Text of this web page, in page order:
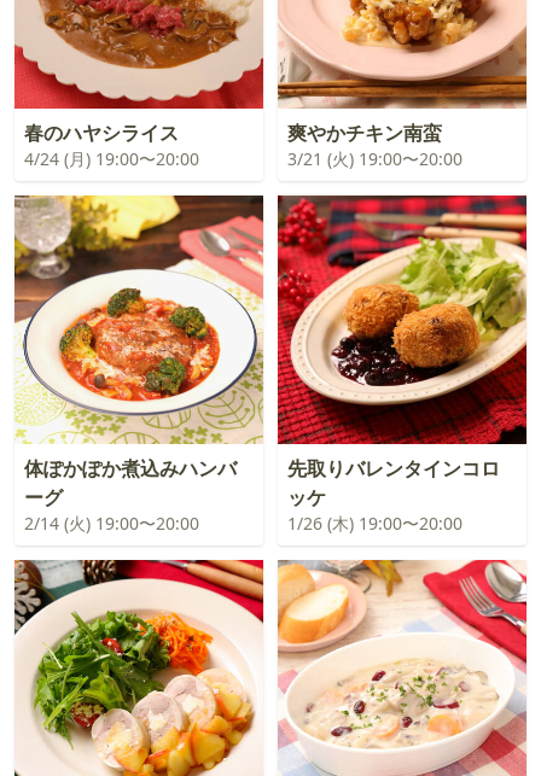
春のハヤシライス
4/24 (月) 19:00〜20:00
爽やかチキン南蛮
3/21 (火) 19:00〜20:00
体ぽかぽか煮込みハンバ
ーグ
2/14 (火) 19:00〜20:00
先取りバレンタインコロ
ッケ
1/26 (木) 19:00〜20:00